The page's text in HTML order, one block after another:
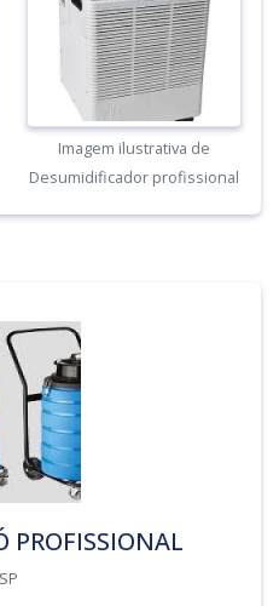
Imagem ilustrativa de
Desumidificador profissional
PROFISSIONAL